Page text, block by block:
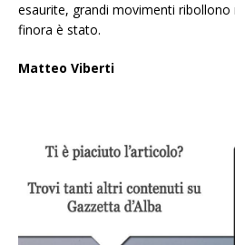
esaurite, grandi movimenti
finora è stato.
Matteo Viberti